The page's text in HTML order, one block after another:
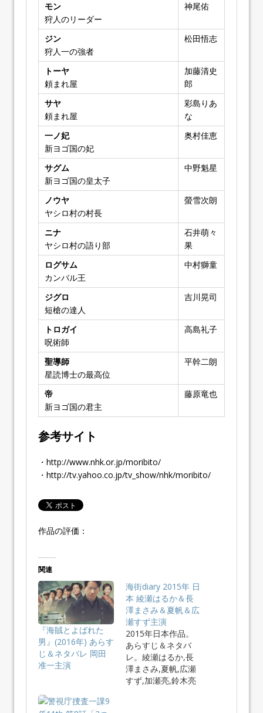
モン
狩人のリーダー
神尾佑
ジン
狩人一の強者
松田悟志
トーヤ
頼まれ屋
加藤清史
郎
サヤ
頼まれ屋
彩島りあ
な
一ノ妃
新ヨゴ国の妃
奥村佳恵
サグム
新ヨゴ国の皇太子
中野魁星
ノウヤ
ヤシロ村の村長
螢雪次朗
ニナ
ヤシロ村の語り部
石井萌々
果
ログサム
カンバル王
中村獅童
ジグロ
短槍の達人
吉川晃司
トロガイ
呪術師
高島礼子
聖導師
星読博士の最高位
平幹二朗
帝
新ヨゴ国の君主
藤原竜也
参考サイト
・http://www.nhk.or.jp/moribito/
・http://tv.yahoo.co.jp/tv_show/nhk/moribito/
作品の評価：
関連
『海賊とよばれた
男』(2016年) あらす
じ＆ネタバレ 岡田
准一主演
海街diary 2015年 日
本 綾瀬はるか＆長
澤まさみ＆夏帆＆広
瀬すず主演
2015年日本作品。
あらすじ＆ネタバ
レ。綾瀬はるか,長
澤まさみ,夏帆,広瀬
すず,加瀬亮,鈴木亮